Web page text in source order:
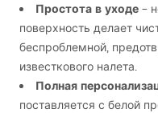
Простота в уходе –
поверхность делает
беспроблемной,
известкового налета.
Полная
поставляется с белой